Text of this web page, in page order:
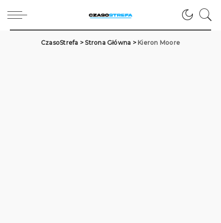
CzasoStrefa >Strona Główna > Kieron Moore